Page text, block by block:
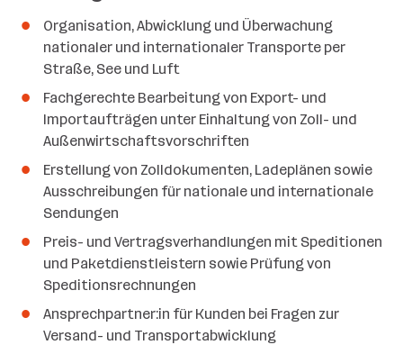
Organisation, Abwicklung und Überwachung
nationaler und internationaler Transporte per
Straße, See und Luft
Fachgerechte Bearbeitung von Export- und
Importaufträgen unter Einhaltung von Zoll- und
Außenwirtschaftsvorschriften
Erstellung von Zolldokumenten, Ladeplänen sowie
Ausschreibungen für nationale und internationale
Sendungen
Preis- und Vertragsverhandlungen mit Speditionen
und Paketdienstleistern sowie Prüfung von
Speditionsrechnungen
Ansprechpartner:in für Kunden bei Fragen zur
Versand- und Transportabwicklung